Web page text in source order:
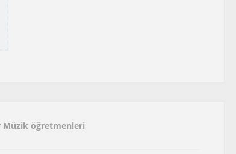
Müzik öğretmenleri